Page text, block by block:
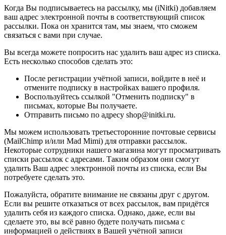
Когда Вы подписываетесь на рассылку, мы (iNitki) добавляем
ваш адрес электронной почты в соответствующий список
рассылки. Пока он хранится там, мы знаем, что сможем
связаться с вами при случае.
Вы всегда можете попросить нас удалить ваш адрес из списка.
Есть несколько способов сделать это:
После регистрации учётной записи, войдите в неё и
отмените подписку в настройках вашего профиля.
Воспользуйтесь ссылкой "Отменить подписку" в
письмах, которые Вы получаете.
Отправить письмо по адресу shop@initki.ru.
Мы можем использовать третьесторонние почтовые сервисы
(MailChimp и/или Mad Mimi) для отправки рассылок.
Некоторые сотрудники нашего магазина могут просматривать
списки рассылок с адресами. Таким образом они смогут
удалить Ваш адрес электронной почты из списка, если Вы
потребуете сделать это.
Пожалуйста, обратите внимание не связаны друг с другом.
Если вы решите отказаться от всех рассылок, вам придётся
удалить себя из каждого списка. Однако, даже, если вы
сделаете это, вы всё равно будете получать письма с
информацией о действиях в Вашей учётной записи